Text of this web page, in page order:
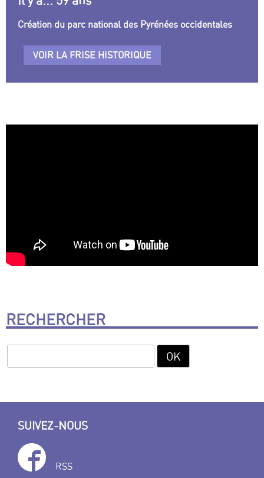
Création du parc national des Pyrénées occidentales
VOIR LA FRISE HISTORIQUE
RECHERCHER
SUIVEZ-NOUS
RSS